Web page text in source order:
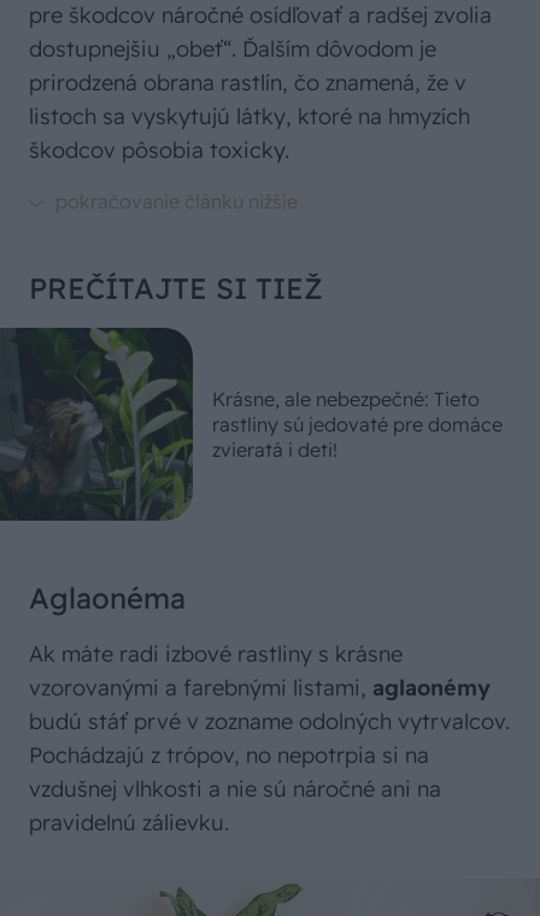
pre škodcov náročné osídľovať a radšej zvolia
dostupnejšiu „obeť“. Ďalším dôvodom je
prirodzená obrana rastlín, čo znamená, že v
listoch sa vyskytujú látky, ktoré na hmyzích
škodcov pôsobia toxicky.
PREČÍTAJTE SI TIEŽ
Krásne, ale nebezpečné: Tieto
rastliny sú jedovaté pre domáce
zvieratá i deti!
Aglaonéma
Ak máte radi izbové rastliny s krásne
vzorovanými a farebnými listami, aglaonémy
budú stáť prvé v zozname odolných vytrvalcov.
Pochádzajú z trópov, no nepotrpia si na
vzdušnej vlhkosti a nie sú náročné ani na
pravidelnú zálievku.